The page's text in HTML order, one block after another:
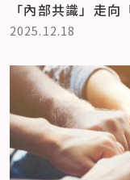
「內部共識」走向
2025.12.18